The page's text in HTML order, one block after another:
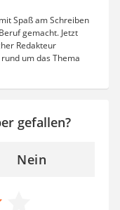
Spaß am Schreiben
gemacht. Jetzt
Redakteur
um das Thema
gefallen?
Nein